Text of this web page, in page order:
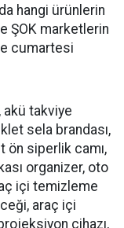
hangi ürünlerin
ŞOK marketlerin
cumartesi
akü takviye
sela brandası,
ön siperlik camı,
organizer, oto
içi temizleme
araç içi
cihazı,